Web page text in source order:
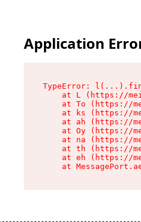
Application
TypeError:
at L (https://
at To (https://
at ks (https://
at ah (https://
at Oy (https://
at na (https://
at th (https://
at eh (https://
at